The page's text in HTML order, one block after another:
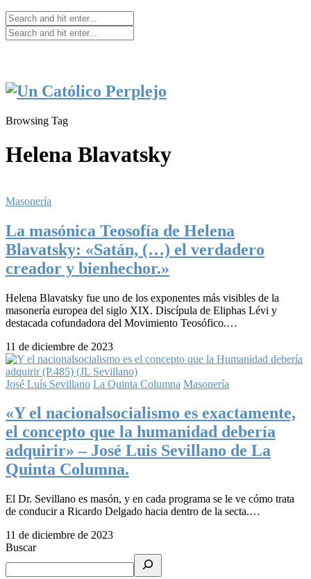
Browsing Tag
Helena Blavatsky
Masonería
La masónica Teosofía de Helena
Blavatsky: «Satán, (…) el verdadero
creador y bienhechor.»
Helena Blavatsky fue uno de los exponentes más visibles de la
masonería europea del siglo XIX. Discípula de Eliphas Lévi y
destacada cofundadora del Movimiento Teosófico.…
11 de diciembre de 2023
José Luís Sevillano La Quinta Columna Masonería
«Y el nacionalsocialismo es exactamente,
el concepto que la humanidad debería
adquirir» – José Luis Sevillano de La
Quinta Columna.
El Dr. Sevillano es masón, y en cada programa se le ve cómo trata
de conducir a Ricardo Delgado hacia dentro de la secta.…
11 de diciembre de 2023
Buscar